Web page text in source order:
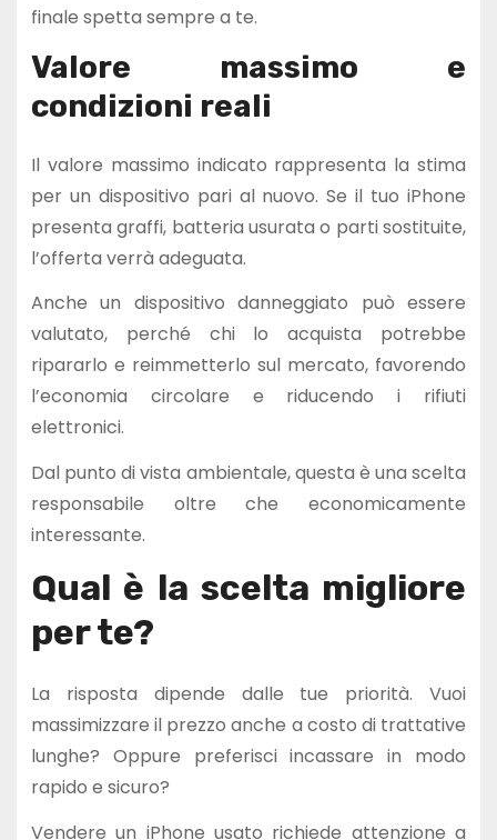
finale spetta sempre a te.
Valore massimo e
condizioni reali
Il valore massimo indicato rappresenta la stima
per un dispositivo pari al nuovo. Se il tuo iPhone
presenta graffi, batteria usurata o parti sostituite,
l’offerta verrà adeguata.
Anche un dispositivo danneggiato può essere
valutato, perché chi lo acquista potrebbe
ripararlo e reimmetterlo sul mercato, favorendo
l’economia circolare e riducendo i rifiuti
elettronici.
Dal punto di vista ambientale, questa è una scelta
responsabile oltre che economicamente
interessante.
Qual è la scelta migliore
per te?
La risposta dipende dalle tue priorità. Vuoi
massimizzare il prezzo anche a costo di trattative
lunghe? Oppure preferisci incassare in modo
rapido e sicuro?
Vendere un iPhone usato richiede attenzione a